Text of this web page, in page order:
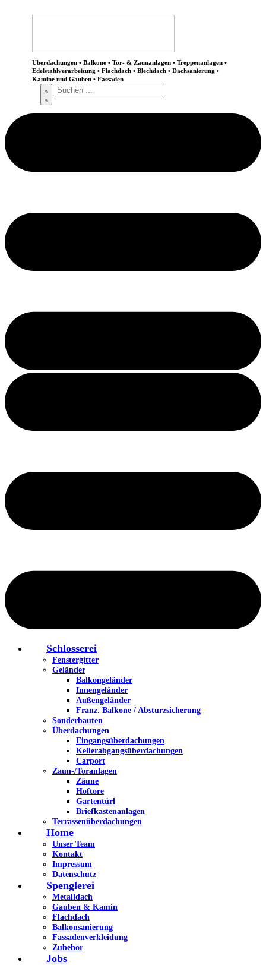
Überdachungen • Balkone • Tor- & Zaunanlagen • Treppenanlagen •
Edelstahlverarbeitung • Flachdach • Blechdach • Dachsanierung •
Kamine und Gauben • Fassaden
Schlosserei
Fenstergitter
Geländer
Balkongeländer
Innengeländer
Außengeländer
Franz. Balkone / Absturzsicherung
Sonderbauten
Überdachungen
Eingangsüberdachungen
Kellerabgangsüberdachungen
Carport
Zaun-/Toranlagen
Zäune
Hoftore
Gartentürl
Briefkastenanlagen
Terrassenüberdachungen
Home
Unser Team
Kontakt
Impressum
Datenschutz
Spenglerei
Metalldach
Gauben & Kamin
Flachdach
Balkonsanierung
Fassadenverkleidung
Zubehör
Jobs